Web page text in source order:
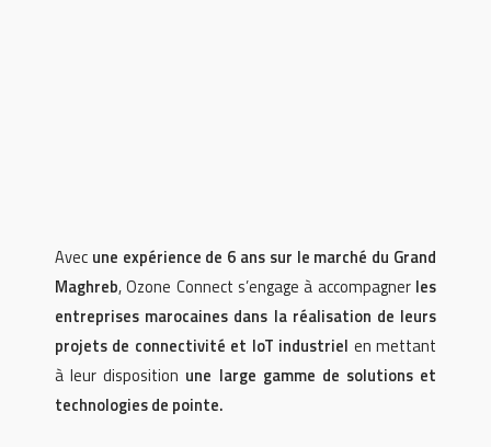
Avec une expérience de 6 ans sur le marché du Grand
Maghreb, Ozone Connect s’engage à accompagner les
entreprises marocaines dans la réalisation de leurs
projets de connectivité et IoT industriel en mettant
à leur disposition une large gamme de solutions et
technologies de pointe.